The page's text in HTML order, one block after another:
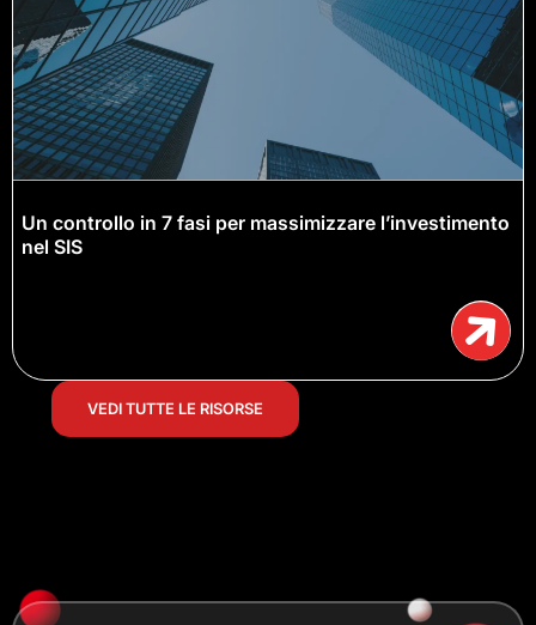
Un controllo in 7 fasi per massimizzare l’investimento
nel SIS
VEDI TUTTE LE RISORSE